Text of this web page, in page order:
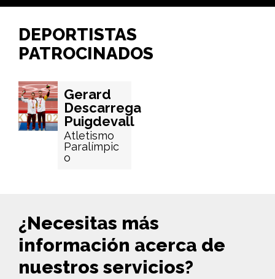
DEPORTISTAS
PATROCINADOS
Gerard
Descarrega
Puigdevall
Atletismo
Paralímpic
o
¿Necesitas más
información acerca de
nuestros servicios?